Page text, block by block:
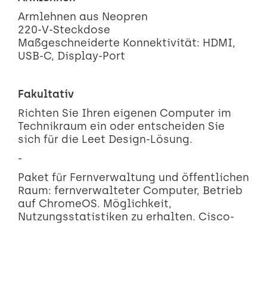
Armlehnen aus Neopren
220-V-Steckdose
Maßgeschneiderte Konnektivität: HDMI,
USB-C, Display-Port
Fakultativ
Richten Sie Ihren eigenen Computer im
Technikraum ein oder entscheiden Sie
sich für die Leet Design-Lösung.
-
Paket für Fernverwaltung und öffentlichen
Raum: fernverwalteter Computer, Betrieb
auf ChromeOS. Möglichkeit,
Nutzungsstatistiken zu erhalten. Cisco-